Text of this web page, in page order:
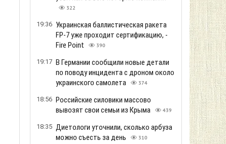
322
19:36 Украинская баллистическая ракета
FP-7 уже проходит сертификацию, -
Fire Point
390
19:17 В Германии сообщили новые детали
по поводу инцидента с дроном около
украинского самолета
374
18:56 Российские силовики массово
вывозят свои семьи из Крыма
439
18:35 Диетологи уточнили, сколько арбуза
можно съесть за день
310